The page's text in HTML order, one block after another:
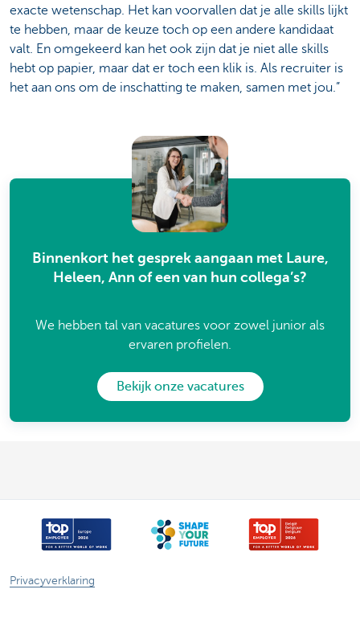
exacte wetenschap. Het kan voorvallen dat je alle skills lijkt
te hebben, maar de keuze toch op een andere kandidaat
valt. En omgekeerd kan het ook zijn dat je niet alle skills
hebt op papier, maar dat er toch een klik is. Als recruiter is
het aan ons om de inschatting te maken, samen met jou.”
Binnenkort het gesprek aangaan met Laure,
Heleen, Ann of een van hun collega’s?
We hebben tal van vacatures voor zowel junior als
ervaren profielen.
Bekijk onze vacatures
Privacyverklaring